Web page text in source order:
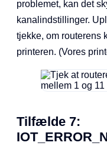
problemet, kan det
kanalindstillinger.
tjekke, om routerens
printeren. (Vores
Tilfælde 7: